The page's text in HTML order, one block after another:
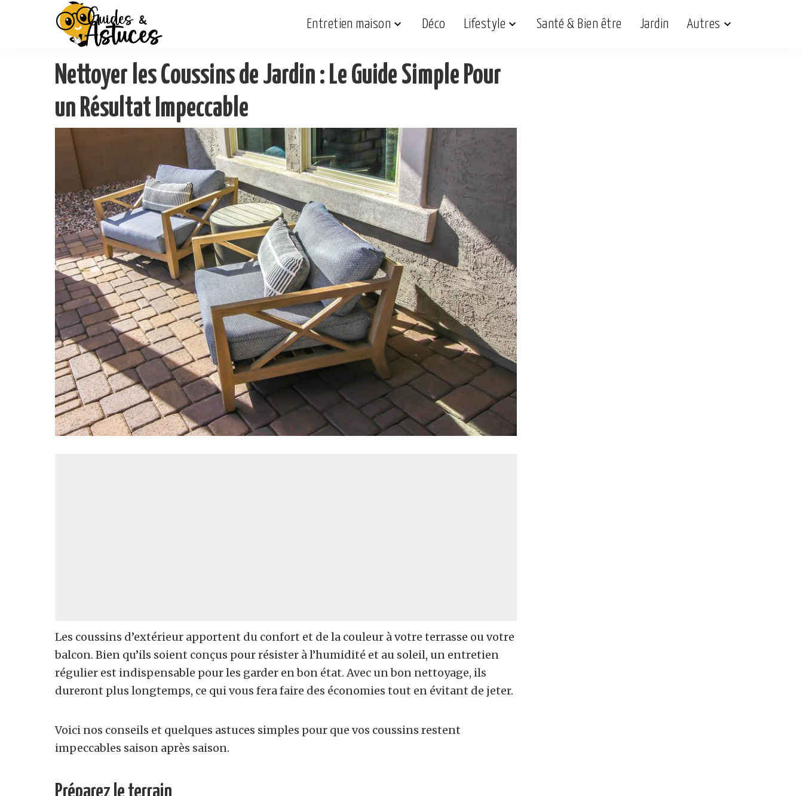
Entretien maison Déco Lifestyle Santé & Bien être Jardin Autres
Nettoyer les Coussins de Jardin : Le Guide Simple Pour
un Résultat Impeccable
Les coussins d’extérieur apportent du confort et de la couleur à votre terrasse ou votre
balcon. Bien qu’ils soient conçus pour résister à l’humidité et au soleil, un entretien
régulier est indispensable pour les garder en bon état. Avec un bon nettoyage, ils
dureront plus longtemps, ce qui vous fera faire des économies tout en évitant de jeter.
Voici nos conseils et quelques astuces simples pour que vos coussins restent
impeccables saison après saison.
Préparez le terrain